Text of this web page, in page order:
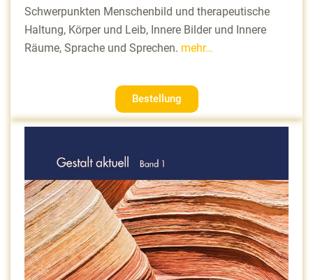
Schwerpunkten Menschenbild und therapeutische
Haltung, Körper und Leib, Innere Bilder und Innere
Räume, Sprache und Sprechen. mehr…
Bestellung